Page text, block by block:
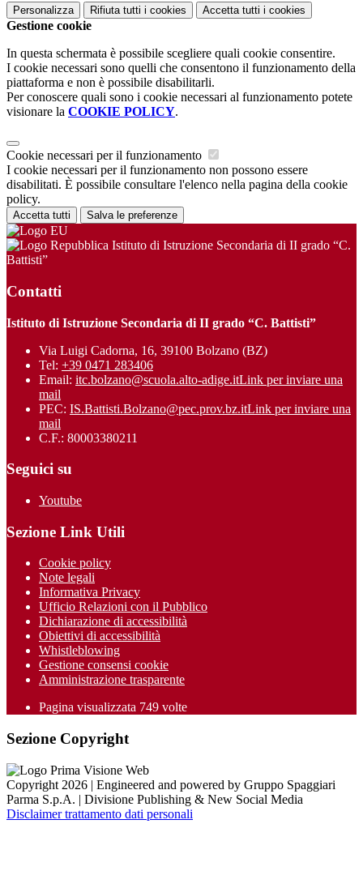
Personalizza Rifiuta tutti i cookies Accetta tutti i cookies
Gestione cookie
In questa schermata è possibile scegliere quali cookie consentire.
I cookie necessari sono quelli che consentono il funzionamento della
piattaforma e non è possibile disabilitarli.
Per conoscere quali sono i cookie necessari al funzionamento potete
visionare la COOKIE POLICY.
Cookie necessari per il funzionamento
I cookie necessari per il funzionamento non possono essere
disabilitati. È possibile consultare l'elenco nella pagina della cookie
policy.
Accetta tutti Salva le preferenze
Istituto di Istruzione Secondaria di II grado “C.
Battisti”
Contatti
Istituto di Istruzione Secondaria di II grado “C. Battisti”
Via Luigi Cadorna, 16, 39100 Bolzano (BZ)
Tel: +39 0471 283406
Email: itc.bolzano@scuola.alto-adige.itLink per inviare una
mail
PEC: IS.Battisti.Bolzano@pec.prov.bz.itLink per inviare una
mail
C.F.: 80003380211
Seguici su
Youtube
Sezione Link Utili
Cookie policy
Note legali
Informativa Privacy
Ufficio Relazioni con il Pubblico
Dichiarazione di accessibilità
Obiettivi di accessibilità
Whistleblowing
Gestione consensi cookie
Amministrazione trasparente
Pagina visualizzata 749 volte
Sezione Copyright
Copyright 2026 | Engineered and powered by Gruppo Spaggiari
Parma S.p.A. | Divisione Publishing & New Social Media
Disclaimer trattamento dati personali